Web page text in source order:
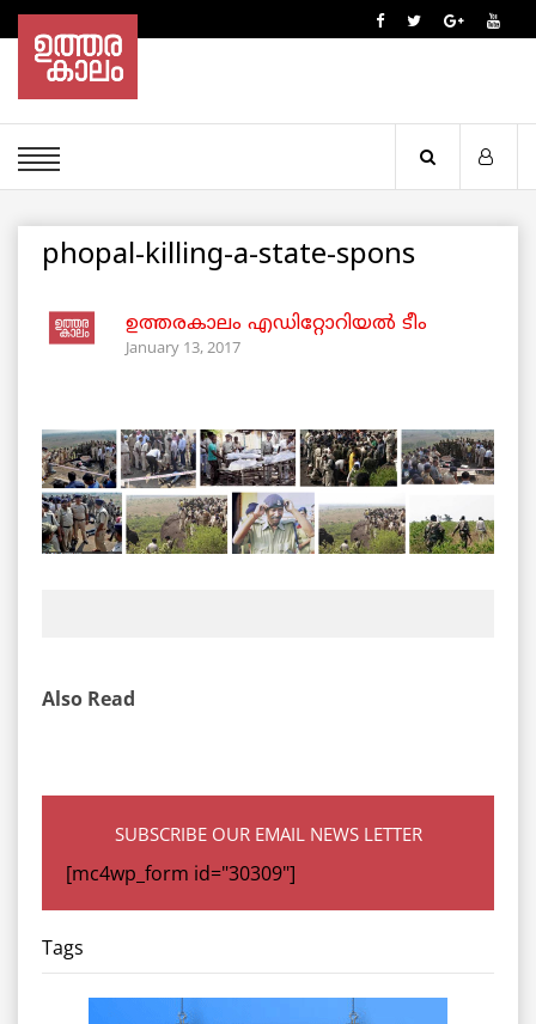
phopal-killing-a-state-spons
ഉത്തരകാലം എഡിറ്റോറിയല്‍ ടീം
January 13, 2017
Also Read
SUBSCRIBE OUR EMAIL NEWS LETTER
[mc4wp_form id="30309"]
Tags